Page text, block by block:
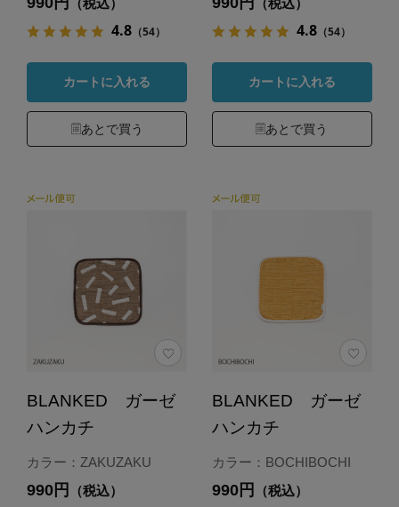
（税込）
4.8（54）
カートに入れる
あとで買う
（税込）
4.8（54）
カートに入れる
あとで買う
BLANKED ガーゼ
ハンカチ
カラー：ZAKUZAKU
990円 （税込）
BLANKED ガーゼ
ハンカチ
カラー：BOCHIBOCHI
990円 （税込）